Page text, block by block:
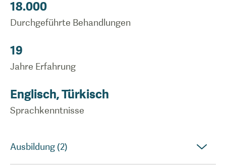
18.000
Durchgeführte Behandlungen
19
Jahre Erfahrung
Englisch, Türkisch
Sprachkenntnisse
Ausbildung (2)